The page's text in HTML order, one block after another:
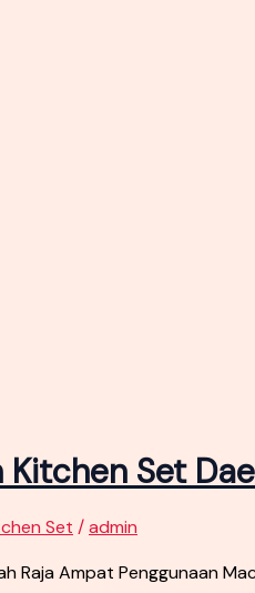
Set
Set /admin
Raja Ampat Penggunaan